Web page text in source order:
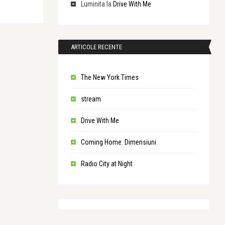
Luminita la Drive With Me
ARTICOLE RECENTE
The New York Times
stream
Drive With Me
Coming Home. Dimensiuni
Radio City at Night